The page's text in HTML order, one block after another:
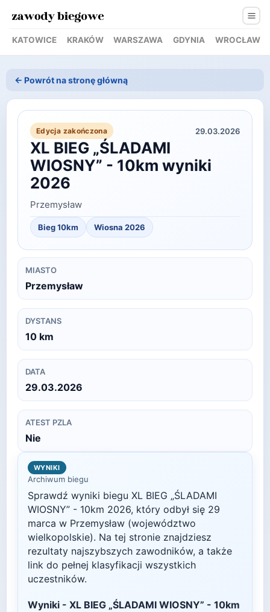
KATOWICE KRAKÓW WARSZAWA GDYNIA WROCŁAW
← Powrót na stronę główną
Edycja zakończona 29.03.2026
XL BIEG „ŚLADAMI
WIOSNY” - 10km wyniki
2026
Przemysław
Bieg 10km Wiosna 2026
MIASTO
Przemysław
DYSTANS
10 km
DATA
29.03.2026
ATEST PZLA
Nie
WYNIKI
Archiwum biegu
Sprawdź wyniki biegu XL BIEG „ŚLADAMI
WIOSNY” - 10km 2026, który odbył się 29
marca w Przemysław (województwo
wielkopolskie). Na tej stronie znajdziesz
rezultaty najszybszych zawodników, a także
link do pełnej klasyfikacji wszystkich
uczestników.
Wyniki - XL BIEG „ŚLADAMI WIOSNY” - 10km